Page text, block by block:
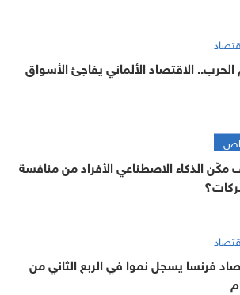
الاقتصاد الألماني يفاجئ الأسواق
مكّن الذكاء الاصطناعي الأفراد من منافسة
فرنسا يسجل نموا في الربع الثاني من